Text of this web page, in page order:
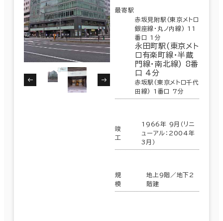
最寄駅
赤坂見附駅(東京メトロ
銀座線･丸ノ内線) 11
番口 1分
永田町駅(東京メト
ロ有楽町線･半蔵
門線･南北線) 8番
口 4分
赤坂駅(東京メトロ千代
田線) 1番口 7分
竣
工
1966年 9月（リニ
ューアル：2004年
3月）
規
模
地上9階／地下2
階建
東京都下 (161)
該当数 153室(69棟)
この条件で検索する
1フロア面積100坪以上
該当数
153室(69
棟)